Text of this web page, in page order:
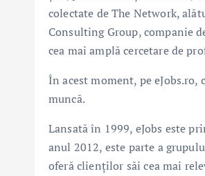
colectate de The Network,
Consulting Group, companie
cea mai amplă cercetare de
În acest moment, pe
muncă.
Lansată în 1999, eJobs este
anul 2012, este parte a
oferă clienților săi cea mai